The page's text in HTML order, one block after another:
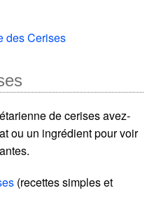
des Cerises
de cerises avez-
ou un ingrédient pour voir
(recettes simples et